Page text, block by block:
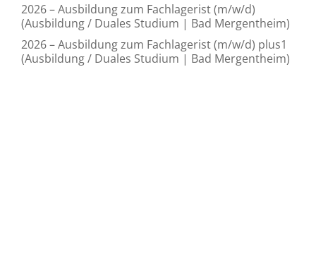
2026 – Ausbildung zum Fachlagerist (m/w/d)
(Ausbildung / Duales Studium | Bad Mergentheim)
2026 – Ausbildung zum Fachlagerist (m/w/d) plus1
(Ausbildung / Duales Studium | Bad Mergentheim)